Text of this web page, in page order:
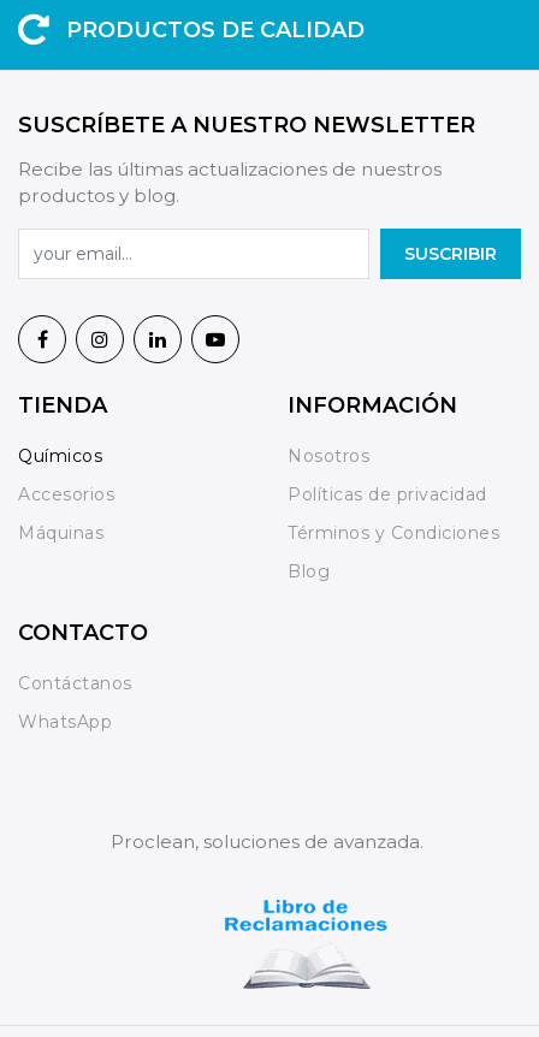
PRODUCTOS DE CALIDAD
SUSCRÍBETE A NUESTRO NEWSLETTER
Recibe las últimas actualizaciones de nuestros
productos y blog.
SUSCRIBIR
TIENDA
Químicos
Accesorios
Máquinas
INFORMACIÓN
Nosotros
Políticas de privacidad
Términos y Condiciones
Blog
CONTACTO
Contáctanos
WhatsApp
Proclean, soluciones de avanzada.